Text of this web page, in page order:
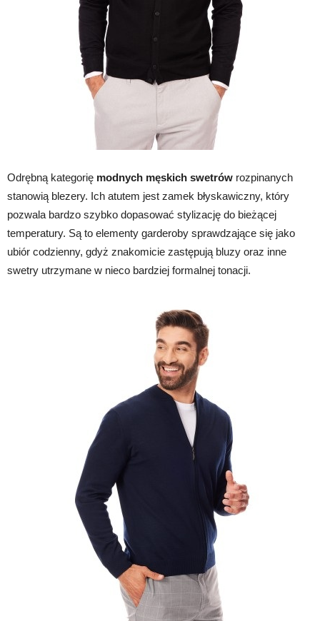
Odrębną kategorię modnych męskich swetrów rozpinanych
stanowią blezery. Ich atutem jest zamek błyskawiczny, który
pozwala bardzo szybko dopasować stylizację do bieżącej
temperatury. Są to elementy garderoby sprawdzające się jako
ubiór codzienny, gdyż znakomicie zastępują bluzy oraz inne
swetry utrzymane w nieco bardziej formalnej tonacji.